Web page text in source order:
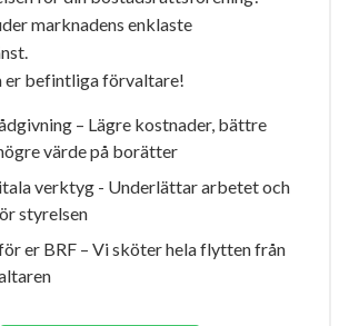
marknadens enklaste
er befintliga förvaltare!
– Lägre kostnader, bättre
värde på borätter
verktyg - Underlättar arbetet och
styrelsen
er BRF – Vi sköter hela flytten från